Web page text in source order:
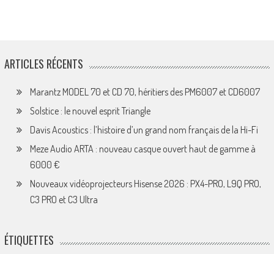
ARTICLES RÉCENTS
Marantz MODEL 70 et CD 70, héritiers des PM6007 et CD6007
Solstice : le nouvel esprit Triangle
Davis Acoustics : l’histoire d’un grand nom français de la Hi-Fi
Meze Audio ARTA : nouveau casque ouvert haut de gamme à
6000 €
Nouveaux vidéoprojecteurs Hisense 2026 : PX4-PRO, L9Q PRO,
C3 PRO et C3 Ultra
ÉTIQUETTES